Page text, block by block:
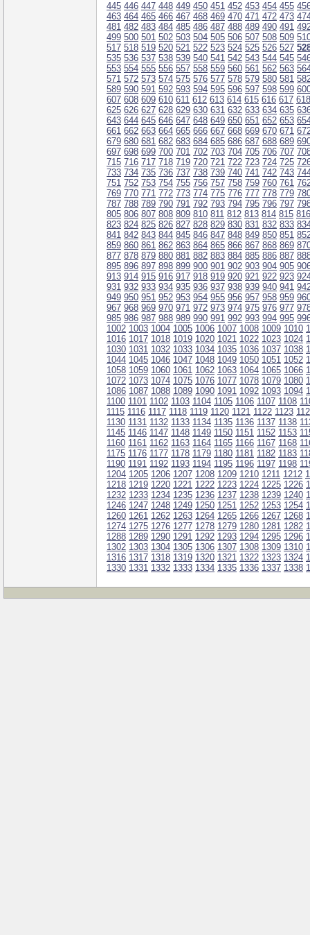
445 446 447 448 449 450 451 452 453 454 455
463 464 465 466 467 468 469 470 471 472 473
481 482 483 484 485 486 487 488 489 490 491
499 500 501 502 503 504 505 506 507 508 509
517 518 519 520 521 522 523 524 525 526 527
535 536 537 538 539 540 541 542 543 544 545
553 554 555 556 557 558 559 560 561 562 563
571 572 573 574 575 576 577 578 579 580 581
589 590 591 592 593 594 595 596 597 598 599
607 608 609 610 611 612 613 614 615 616 617 618
625 626 627 628 629 630 631 632 633 634 635
643 644 645 646 647 648 649 650 651 652 653
661 662 663 664 665 666 667 668 669 670 671
679 680 681 682 683 684 685 686 687 688 689
697 698 699 700 701 702 703 704 705 706 707
715 716 717 718 719 720 721 722 723 724 725
733 734 735 736 737 738 739 740 741 742 743
751 752 753 754 755 756 757 758 759 760 761
769 770 771 772 773 774 775 776 777 778 779
787 788 789 790 791 792 793 794 795 796 797
805 806 807 808 809 810 811 812 813 814 815 816
823 824 825 826 827 828 829 830 831 832 833
841 842 843 844 845 846 847 848 849 850 851
859 860 861 862 863 864 865 866 867 868 869
877 878 879 880 881 882 883 884 885 886 887
895 896 897 898 899 900 901 902 903 904 905
913 914 915 916 917 918 919 920 921 922 923
931 932 933 934 935 936 937 938 939 940 941
949 950 951 952 953 954 955 956 957 958 959
967 968 969 970 971 972 973 974 975 976 977
985 986 987 988 989 990 991 992 993 994 995
1002 1003 1004 1005 1006 1007 1008 1009 1010
1016 1017 1018 1019 1020 1021 1022 1023 1024
1030 1031 1032 1033 1034 1035 1036 1037 1038
1044 1045 1046 1047 1048 1049 1050 1051 1052
1058 1059 1060 1061 1062 1063 1064 1065 1066
1072 1073 1074 1075 1076 1077 1078 1079 1080
1086 1087 1088 1089 1090 1091 1092 1093 1094
1100 1101 1102 1103 1104 1105 1106 1107 1108
1115 1116 1117 1118 1119 1120 1121 1122 1123
1130 1131 1132 1133 1134 1135 1136 1137 1138
1145 1146 1147 1148 1149 1150 1151 1152 1153
1160 1161 1162 1163 1164 1165 1166 1167 1168
1175 1176 1177 1178 1179 1180 1181 1182 1183
1190 1191 1192 1193 1194 1195 1196 1197 1198
1204 1205 1206 1207 1208 1209 1210 1211 1212
1218 1219 1220 1221 1222 1223 1224 1225 1226
1232 1233 1234 1235 1236 1237 1238 1239 1240
1246 1247 1248 1249 1250 1251 1252 1253 1254
1260 1261 1262 1263 1264 1265 1266 1267 1268
1274 1275 1276 1277 1278 1279 1280 1281 1282
1288 1289 1290 1291 1292 1293 1294 1295 1296
1302 1303 1304 1305 1306 1307 1308 1309 1310
1316 1317 1318 1319 1320 1321 1322 1323 1324
1330 1331 1332 1333 1334 1335 1336 1337 1338